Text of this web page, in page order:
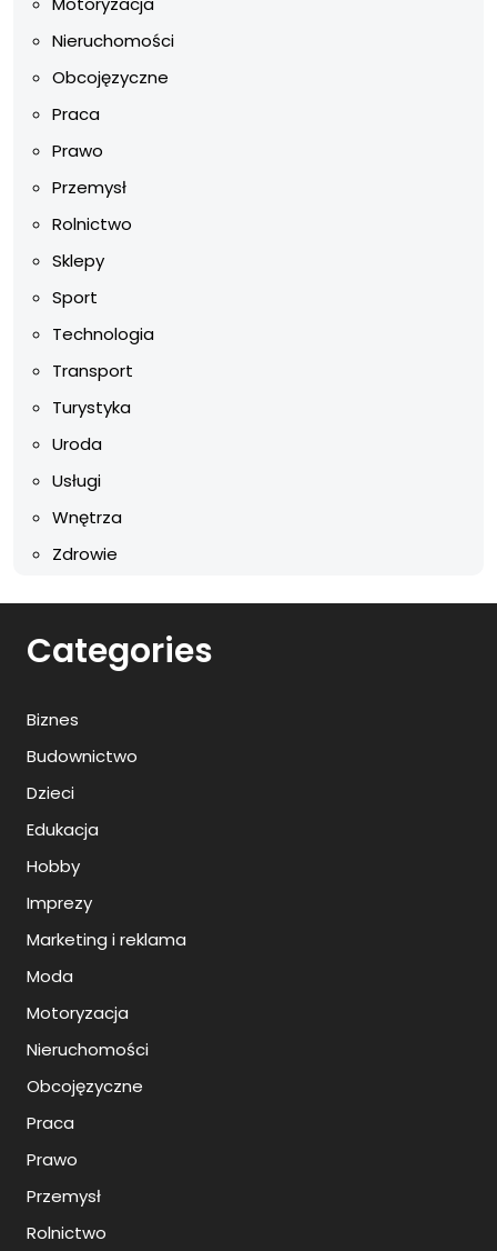
Nieruchomości
Obcojęzyczne
Praca
Prawo
Przemysł
Rolnictwo
Sklepy
Sport
Technologia
Transport
Turystyka
Uroda
Usługi
Wnętrza
Zdrowie
Categories
Biznes
Budownictwo
Dzieci
Edukacja
Hobby
Imprezy
Marketing i reklama
Moda
Motoryzacja
Nieruchomości
Obcojęzyczne
Praca
Prawo
Przemysł
Rolnictwo